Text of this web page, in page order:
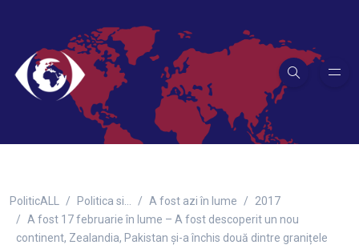
PoliticALL Politica si… A fost azi în lume
2017
A fost 17 februarie în lume – A fost descoperit un nou
continent, Zealandia, Pakistan și-a închis două dintre granițele